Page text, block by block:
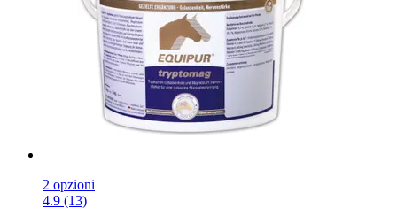
2 opzioni
4.9 (13)